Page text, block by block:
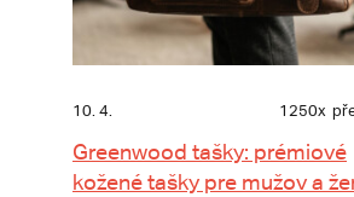
10. 4. 1250x
Greenwood tašky: prémiové
kožené tašky pre mužov a